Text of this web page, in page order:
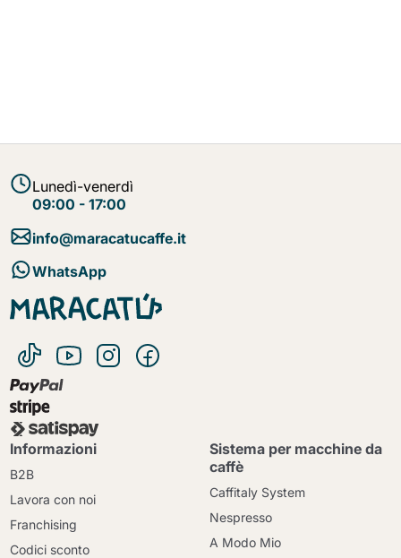
Lunedì-venerdì
09:00 - 17:00
info@maracatucaffe.it
WhatsApp
Informazioni
B2B
Lavora con noi
Franchising
Codici sconto
Sistema per macchine da
caffè
Caffitaly System
Nespresso
A Modo Mio